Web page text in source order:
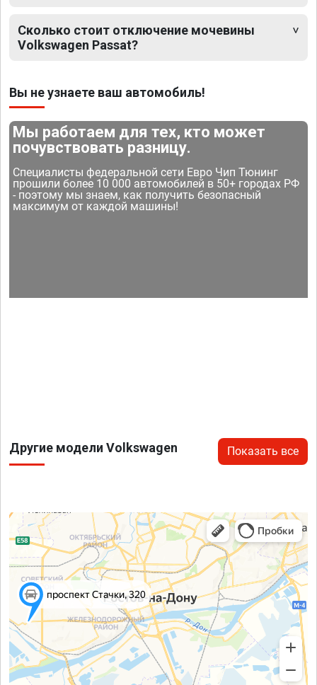
Сколько стоит отключение мочевины
Volkswagen Passat?
Вы не узнаете ваш автомобиль!
Мы работаем для тех, кто может
почувствовать разницу.
Специалисты федеральной сети Евро Чип Тюнинг
прошили более 10 000 автомобилей в 50+ городах РФ
- поэтому мы знаем, как получить безопасный
максимум от каждой машины!
Другие модели Volkswagen Показать все